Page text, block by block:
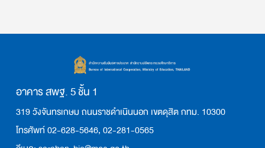
อาคาร สพฐ. 5 ชั้น 1
319 วังจันทรเกษม ถนนราชดำเนินนอก เขตดุสิต กทม. 10300
โทรศัพท์ 02-628-5646, 02-281-0565